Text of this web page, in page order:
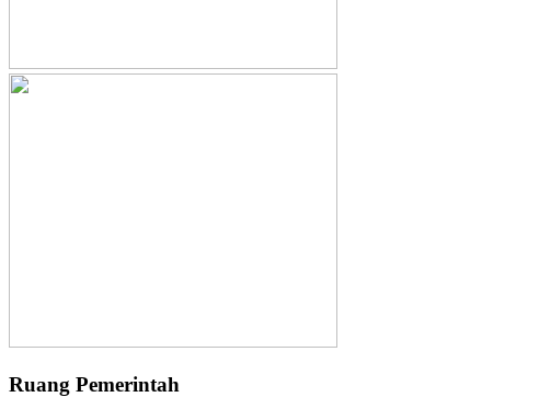
Ruang Pemerintah